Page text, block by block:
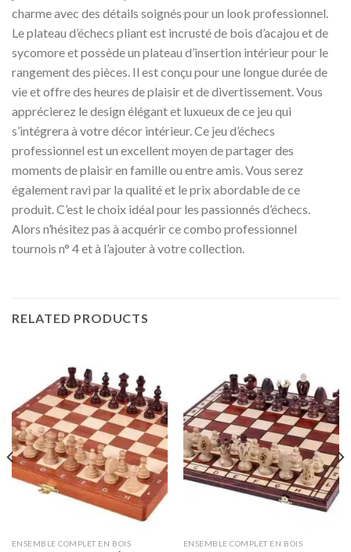
charme avec des détails soignés pour un look professionnel.
Le plateau d’échecs pliant est incrusté de bois d’acajou et de
sycomore et possède un plateau d’insertion intérieur pour le
rangement des pièces. Il est conçu pour une longue durée de
vie et offre des heures de plaisir et de divertissement. Vous
apprécierez le design élégant et luxueux de ce jeu qui
s’intégrera à votre décor intérieur. Ce jeu d’échecs
professionnel est un excellent moyen de partager des
moments de plaisir en famille ou entre amis. Vous serez
également ravi par la qualité et le prix abordable de ce
produit. C’est le choix idéal pour les passionnés d’échecs.
Alors n’hésitez pas à acquérir ce combo professionnel
tournois n° 4 et à l’ajouter à votre collection.
RELATED PRODUCTS
ENSEMBLE COMPLET EN BOIS ENSEMBLE COMPLET EN BOIS